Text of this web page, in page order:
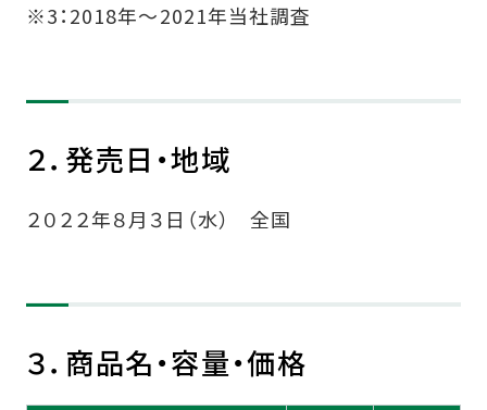
※3：2018年～2021年当社調査
２．発売日・地域
２０２２年８月３日（水） 全国
３．商品名・容量・価格